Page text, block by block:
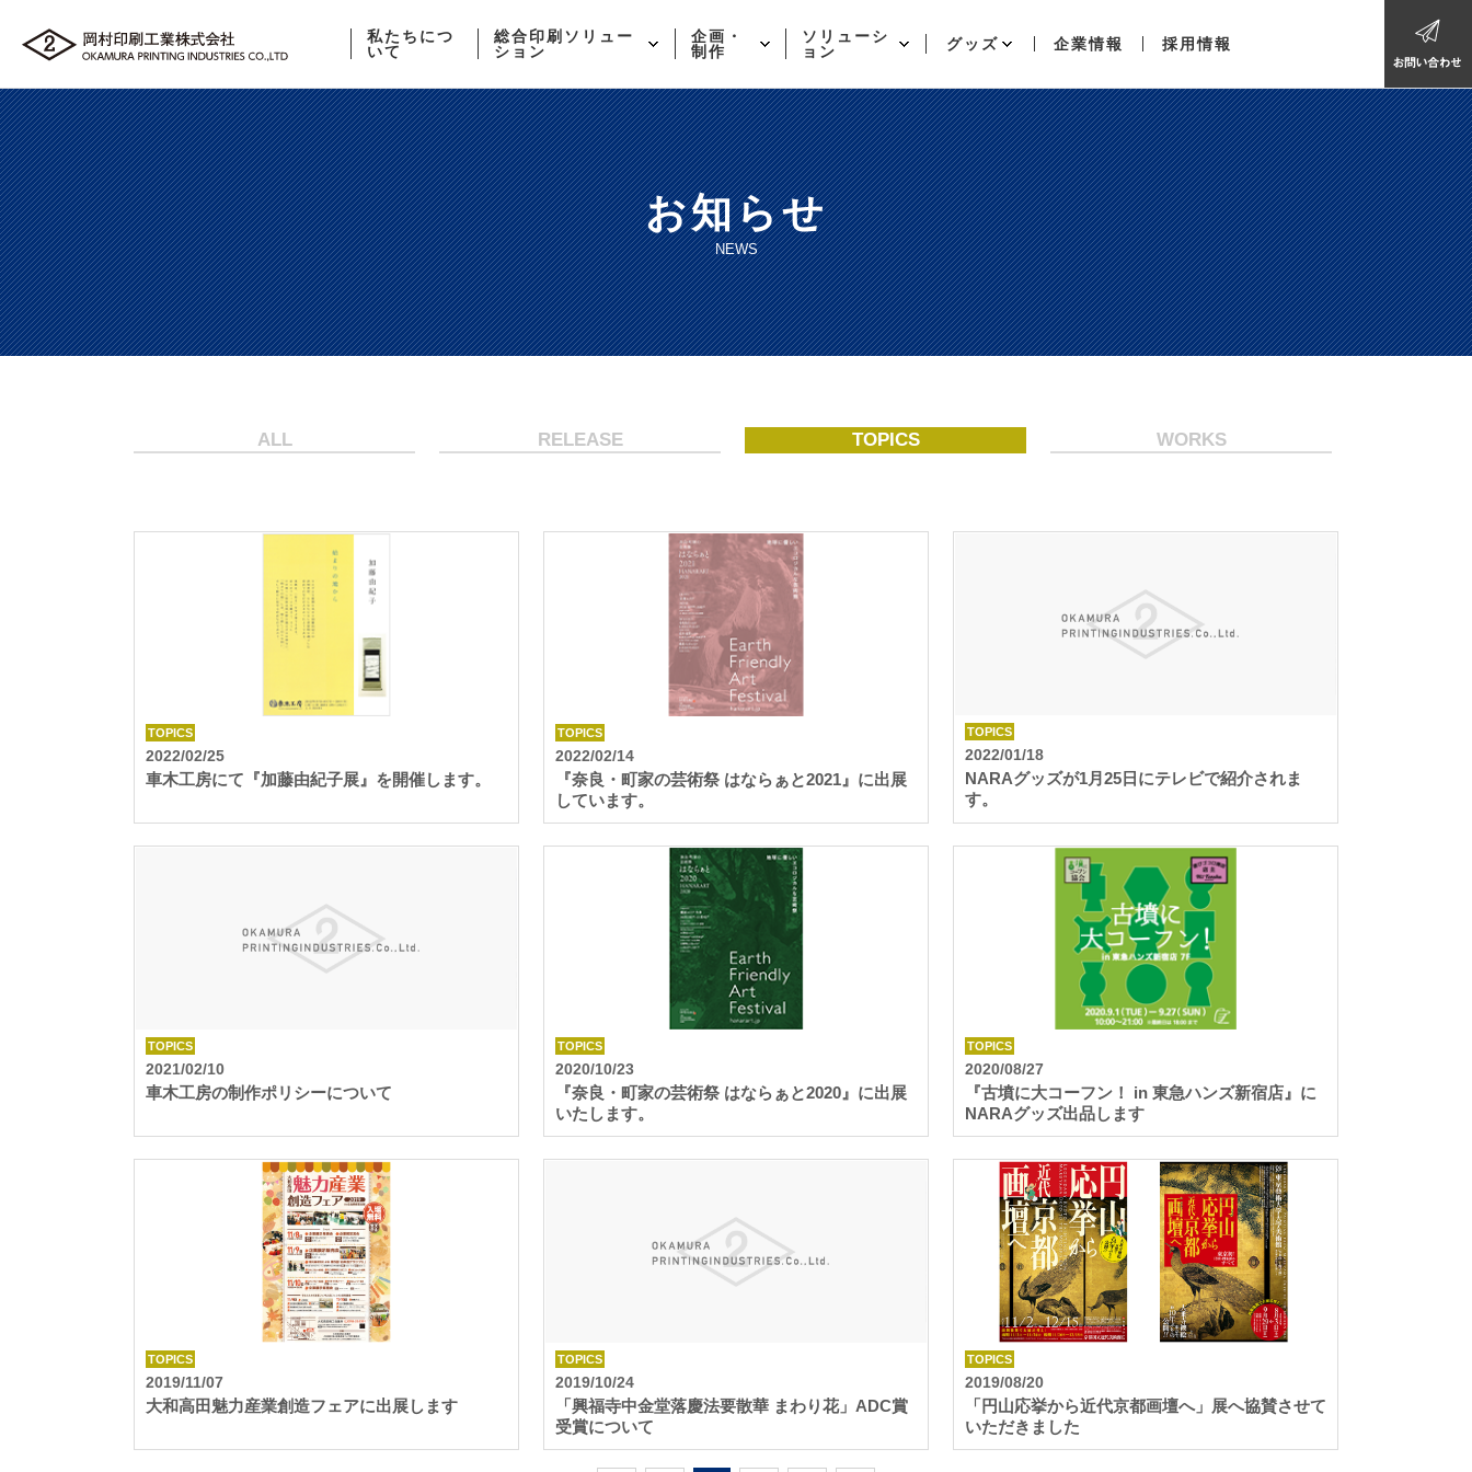
私たちにつ
いて
総合印刷ソリュー
ション
企画・
制作
ソリューシ
ョン
グッズ 企業情報 採用情報
お知らせ
NEWS
ALL RELEASE TOPICS WORKS
TOPICS
2022/02/25
車木工房にて『加藤由紀子展』を開催します。
TOPICS
2022/02/14
『奈良・町家の芸術祭 はならぁと2021』に出展
しています。
TOPICS
2022/01/18
NARAグッズが1月25日にテレビで紹介されま
す。
TOPICS
2021/02/10
車木工房の制作ポリシーについて
TOPICS
2020/10/23
『奈良・町家の芸術祭 はならぁと2020』に出展
いたします。
TOPICS
2020/08/27
『古墳に大コーフン！ in 東急ハンズ新宿店』に
NARAグッズ出品します
TOPICS
2019/11/07
大和高田魅力産業創造フェアに出展します
TOPICS
2019/10/24
「興福寺中金堂落慶法要散華 まわり花」ADC賞
受賞について
TOPICS
2019/08/20
「円山応挙から近代京都画壇へ」展へ協賛させて
いただきました